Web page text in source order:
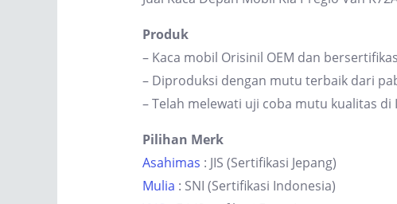
Produk
– Kaca mobil Orisinil OEM dan
– Diproduksi dengan mutu terbaik dari
– Telah melewati uji coba mutu kualitas di
Pilihan Merk
Asahimas : JIS (Sertifikasi Jepang)
Mulia : SNI (Sertifikasi Indonesia)